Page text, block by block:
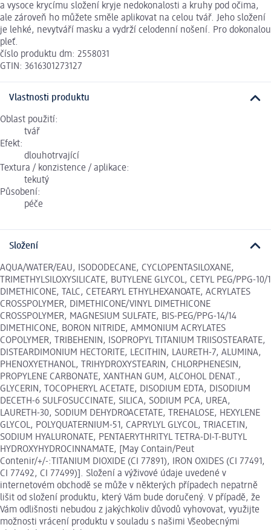
a vysoce krycímu složení kryje nedokonalosti a kruhy pod očima,
ale zároveň ho můžete směle aplikovat na celou tvář. Jeho složení
je lehké, nevytváří masku a vydrží celodenní nošení. Pro dokonalou
pleť.
číslo produktu dm: 2558031
GTIN: 3616301273127
Vlastnosti produktu
Oblast použití:
tvář
Efekt:
dlouhotrvající
Textura / konzistence / aplikace:
tekutý
Působení:
péče
Složení
AQUA/WATER/EAU, ISODODECANE, CYCLOPENTASILOXANE,
TRIMETHYLSILOXYSILICATE, BUTYLENE GLYCOL, CETYL PEG/PPG-10/1
DIMETHICONE, TALC, CETEARYL ETHYLHEXANOATE, ACRYLATES
CROSSPOLYMER, DIMETHICONE/VINYL DIMETHICONE
CROSSPOLYMER, MAGNESIUM SULFATE, BIS-PEG/PPG-14/14
DIMETHICONE, BORON NITRIDE, AMMONIUM ACRYLATES
COPOLYMER, TRIBEHENIN, ISOPROPYL TITANIUM TRIISOSTEARATE,
DISTEARDIMONIUM HECTORITE, LECITHIN, LAURETH-7, ALUMINA,
PHENOXYETHANOL, TRIHYDROXYSTEARIN, CHLORPHENESIN,
PROPYLENE CARBONATE, XANTHAN GUM, ALCOHOL DENAT.,
GLYCERIN, TOCOPHERYL ACETATE, DISODIUM EDTA, DISODIUM
DECETH-6 SULFOSUCCINATE, SILICA, SODIUM PCA, UREA,
LAURETH-30, SODIUM DEHYDROACETATE, TREHALOSE, HEXYLENE
GLYCOL, POLYQUATERNIUM-51, CAPRYLYL GLYCOL, TRIACETIN,
SODIUM HYALURONATE, PENTAERYTHRITYL TETRA-DI-T-BUTYL
HYDROXYHYDROCINNAMATE, [May Contain/Peut
Contenir/+/-:TITANIUM DIOXIDE (CI 77891), IRON OXIDES (CI 77491,
CI 77492, CI 77499)]. Složení a výživové údaje uvedené v
internetovém obchodě se může v některých případech nepatrně
lišit od složení produktu, který Vám bude doručený. V případě, že
Vám odlišnosti nebudou z jakýchkoliv důvodů vyhovovat, využijte
možnosti vrácení produktu v souladu s našimi Všeobecnými